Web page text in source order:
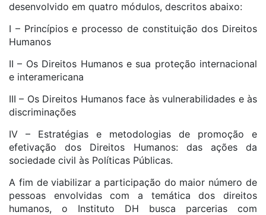
desenvolvido em quatro módulos, descritos abaixo:
I – Princípios e processo de constituição dos Direitos
Humanos
II – Os Direitos Humanos e sua proteção internacional
e interamericana
III – Os Direitos Humanos face às vulnerabilidades e às
discriminações
IV – Estratégias e metodologias de promoção e
efetivação dos Direitos Humanos: das ações da
sociedade civil às Políticas Públicas.
A fim de viabilizar a participação do maior número de
pessoas envolvidas com a temática dos direitos
humanos, o Instituto DH busca parcerias com